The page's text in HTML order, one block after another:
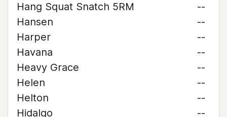
Hang Squat Snatch 5RM
--
Hansen
--
Harper
--
Havana
--
Heavy Grace
--
Helen
--
Helton
--
Hidalgo
--